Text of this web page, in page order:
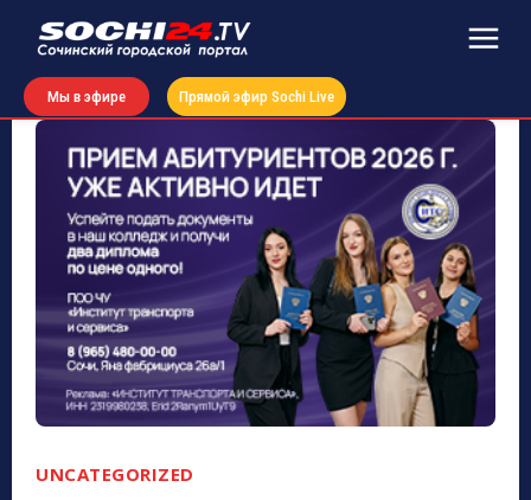
Мы в эфире Прямой эфир Sochi Live
UNCATEGORIZED